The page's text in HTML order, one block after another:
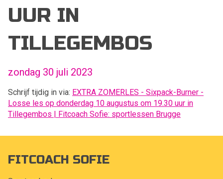
UUR IN
TILLEGEMBOS
zondag 30 juli 2023
Schrijf tijdig in via: EXTRA ZOMERLES - Sixpack-Burner -
Losse les op donderdag 10 augustus om 19.30 uur in
Tillegembos | Fitcoach Sofie: sportlessen Brugge
FITCOACH SOFIE